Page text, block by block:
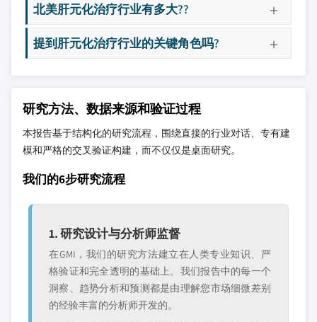
北美肝元化治疗行业有多大??
提到肝元化治疗行业的关键角色吗?
研究方法、数据来源和验证过程
本报告基于结构化的研究流程，围绕直接的行业对话、专有建
模和严格的交叉验证构建，而不仅仅是桌面研究。
我们的6步研究流程
1. 研究设计与分析师监督
在GMI，我们的研究方法建立在人类专业知识、严
格验证和完全透明的基础上。我们报告中的每一个
洞察、趋势分析和预测都是由理解您市场细微差别
的经验丰富的分析师开发的。